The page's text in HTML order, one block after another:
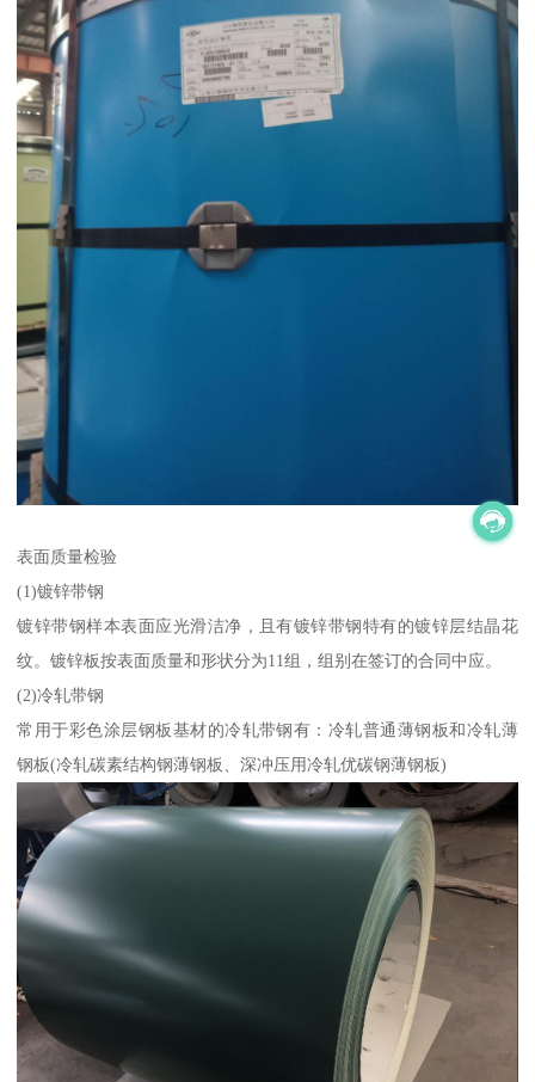
表面质量检验
(1)镀锌带钢
镀锌带钢样本表面应光滑洁净，且有镀锌带钢特有的镀锌层结晶花
纹。镀锌板按表面质量和形状分为11组，组别在签订的合同中应。
(2)冷轧带钢
常用于彩色涂层钢板基材的冷轧带钢有：冷轧普通薄钢板和冷轧薄
钢板(冷轧碳素结构钢薄钢板、深冲压用冷轧优碳钢薄钢板)